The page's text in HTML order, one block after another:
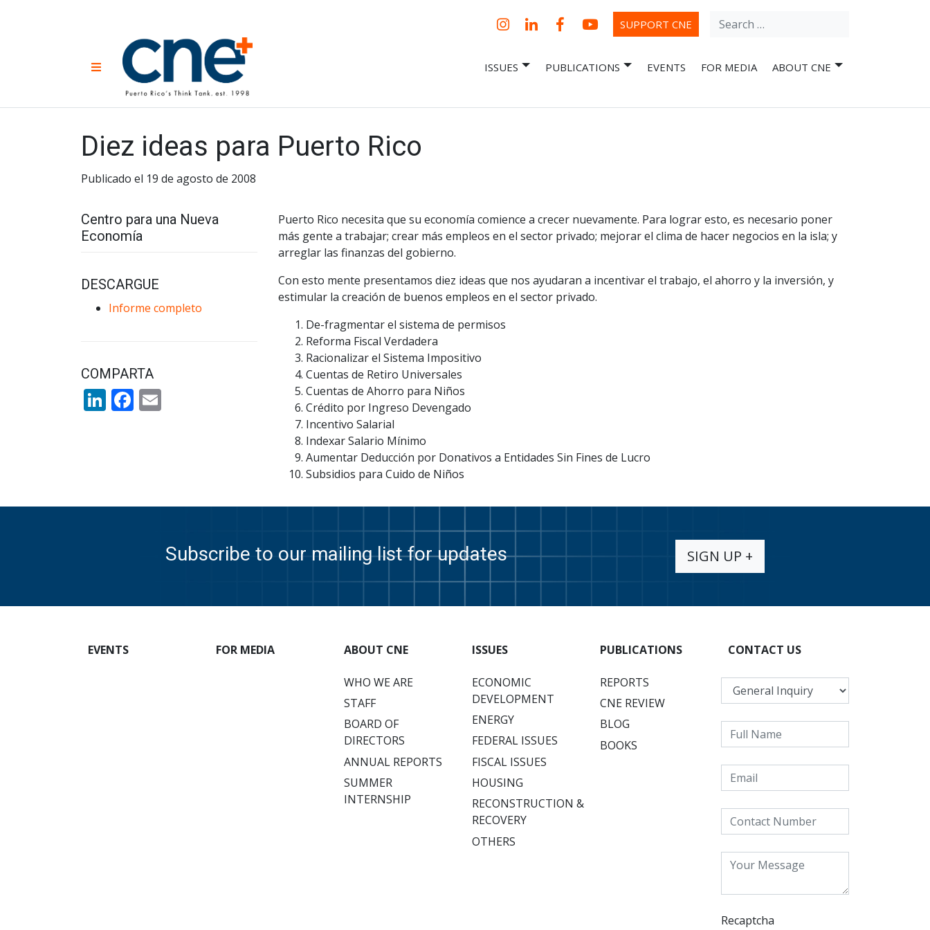
Instagram
LinkedInFacebookYouTubeSUPPORT CNE
Search
Una Nueva
for a New Economy
ISSUES PUBLICATIONS EVENTS FOR MEDIA ABOUT CNE
Diez ideas para Puerto Rico
Publicado el 19 de agosto de 2008
Centro para una Nueva
Economía
DESCARGUE
Informe completo
COMPARTA
LinkedIn
Facebook
Puerto Rico necesita que su economía comience a crecer nuevamente. Para lograr esto, es necesario poner
más gente a trabajar; crear más empleos en el sector privado; mejorar el clima de hacer negocios en la isla; y
arreglar las finanzas del gobierno.
Con esto mente presentamos diez ideas que nos ayudaran a incentivar el trabajo, el ahorro y la inversión, y
estimular la creación de buenos empleos en el sector privado.
De-fragmentar el sistema de permisos
Reforma Fiscal Verdadera
Racionalizar el Sistema Impositivo
Cuentas de Retiro Universales
Cuentas de Ahorro para Niños
Crédito por Ingreso Devengado
Incentivo Salarial
Indexar Salario Mínimo
Aumentar Deducción por Donativos a Entidades Sin Fines de Lucro
Subsidios para Cuido de Niños
Subscribe to our mailing list for updates SIGN UP +
EVENTS FOR MEDIA ABOUT CNE
WHO WE ARE
STAFF
BOARD OF
DIRECTORS
ANNUAL REPORTS
SUMMER
INTERNSHIP
ISSUES
ECONOMIC
DEVELOPMENT
ENERGY
FEDERAL ISSUES
FISCAL ISSUES
HOUSING
RECONSTRUCTION &
RECOVERY
OTHERS
PUBLICATIONS
REPORTS
CNE REVIEW
BLOG
BOOKS
CONTACT US
Recaptcha